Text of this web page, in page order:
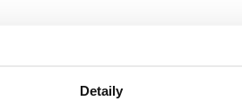
Detaily